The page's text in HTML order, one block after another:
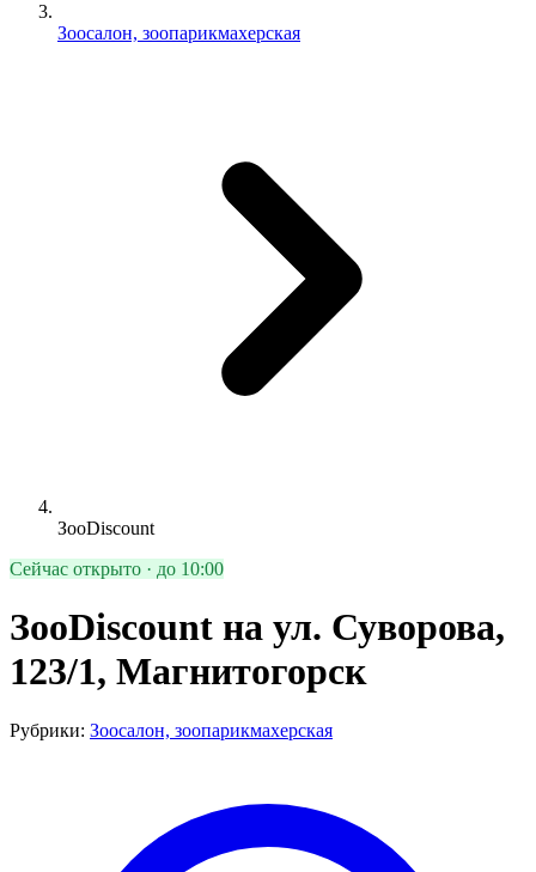
Зоосалон, зоопарикмахерская
ЗооDiscount
Сейчас открыто · до 10:00
ЗооDiscount на ул. Суворова,
123/1, Магнитогорск
Рубрики: Зоосалон, зоопарикмахерская